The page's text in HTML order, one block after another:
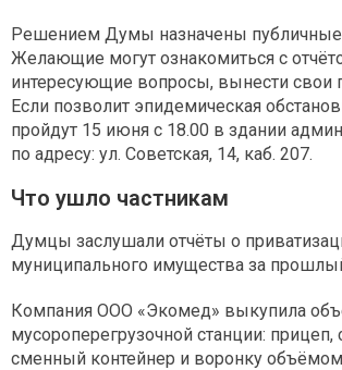
Решением Думы назначены публичные
Желающие могут ознакомиться с
интересующие вопросы, вынести свои
Если позволит эпидемическая
пройдут 15 июня с 18.00 в здании
по адресу: ул. Советская, 14, каб. 207.
Что ушло частникам
Думцы заслушали отчёты о
муниципального имущества за
Компания ООО «Экомед» выкупила
мусороперегрузочной станции: прицеп,
сменный контейнер и воронку